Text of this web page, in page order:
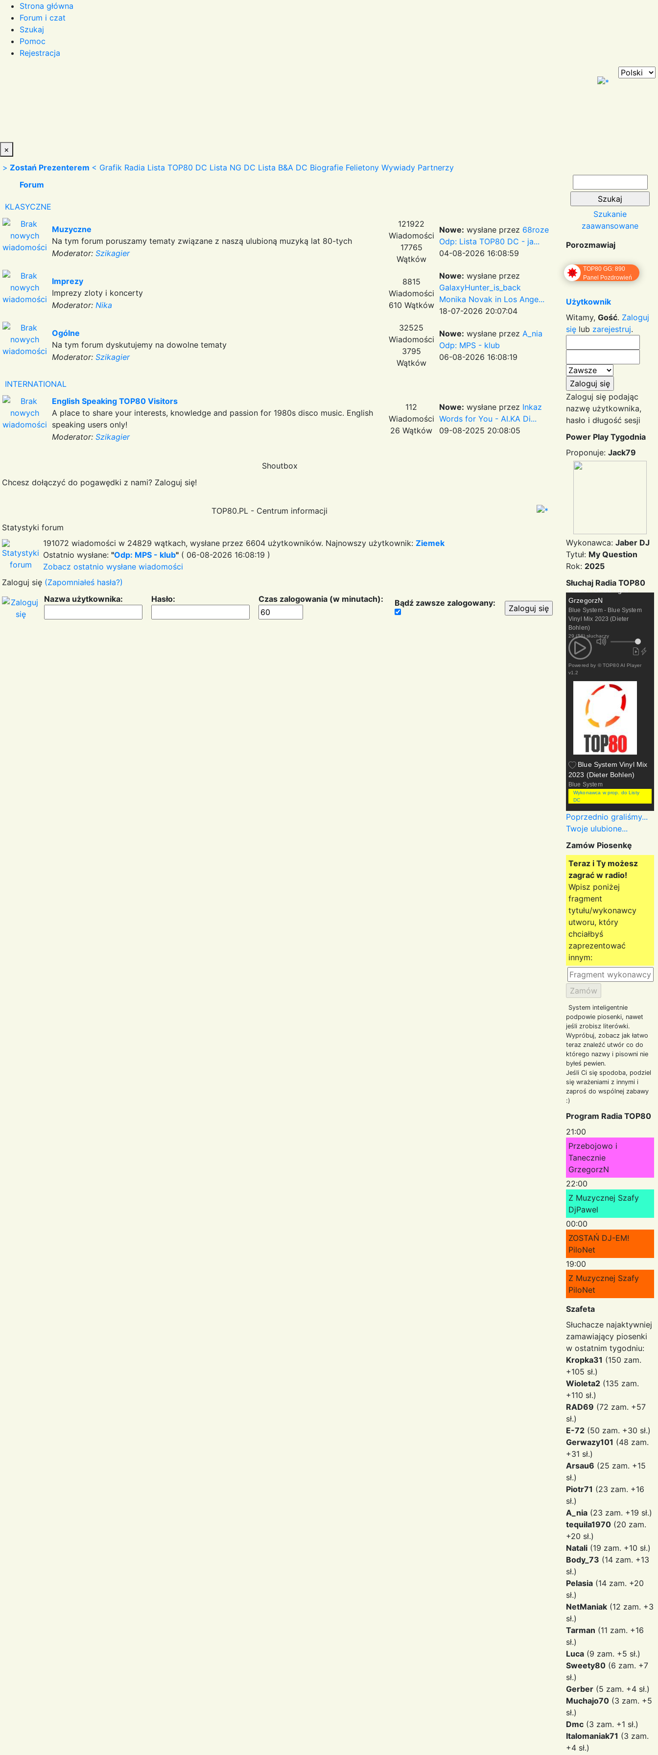
Strona główna
Forum i czat
Szukaj
Pomoc
Rejestracja
×
> Zostań Prezenterem < Grafik Radia Lista TOP80 DC Lista NG DC Lista B&A DC Biografie Felietony Wywiady Partnerzy
Forum
KLASYCZNE
Muzyczne
Na tym forum poruszamy tematy związane z naszą ulubioną muzyką lat 80-tych
Moderator: Szikagier
121922
Wiadomości
17765
Wątków
Nowe: wysłane przez 68roze
Odp: Lista TOP80 DC - ja...
04-08-2026 16:08:59
Imprezy
Imprezy zloty i koncerty
Moderator: Nika
8815
Wiadomości
610 Wątków
Nowe: wysłane przez
GalaxyHunter_is_back
Monika Novak in Los Ange...
18-07-2026 20:07:04
Ogólne
Na tym forum dyskutujemy na dowolne tematy
Moderator: Szikagier
32525
Wiadomości
3795
Wątków
Nowe: wysłane przez A_nia
Odp: MPS - klub
06-08-2026 16:08:19
INTERNATIONAL
English Speaking TOP80 Visitors
A place to share your interests, knowledge and passion for 1980s disco music. English
speaking users only!
Moderator: Szikagier
112
Wiadomości
26 Wątków
Nowe: wysłane przez Inkaz
Words for You - AI.KA Di...
09-08-2025 20:08:05
Shoutbox
Chcesz dołączyć do pogawędki z nami? Zaloguj się!
TOP80.PL - Centrum informacji
Statystyki forum
191072 wiadomości w 24829 wątkach, wysłane przez 6604 użytkowników. Najnowszy użytkownik: Ziemek
Ostatnio wysłane: "Odp: MPS - klub" ( 06-08-2026 16:08:19 )
Zobacz ostatnio wysłane wiadomości
Zaloguj się (Zapomniałeś hasła?)
Nazwa użytkownika:
Hasło: Czas zalogowania (w minutach): Bądź zawsze zalogowany:
Szukanie
zaawansowane
Porozmawiaj
TOP80 GG: 890
Panel Pozdrowień
Użytkownik
Witamy, Gość. Zaloguj
się lub zarejestruj.
Zaloguj się podając
nazwę użytkownika,
hasło i długość sesji
Power Play Tygodnia
Proponuje: Jack79
Wykonawca: Jaber DJ
Tytuł: My Question
Rok: 2025
Słuchaj Radia TOP80
Radio TOP80 - gra
GrzegorzN
Blue System - Blue System
Vinyl Mix 2023 (Dieter
Bohlen)
29 (56) słuchaczy
Powered by © TOP80 AI Player
v1.2
Blue System Vinyl Mix
2023 (Dieter Bohlen)
Blue System
Wykonawca w prop. do Listy
DC
Poprzednio graliśmy...
Twoje ulubione...
Zamów Piosenkę
Teraz i Ty możesz
zagrać w radio!
Wpisz poniżej
fragment
tytułu/wykonawcy
utworu, który
chciałbyś
zaprezentować
innym:
System inteligentnie
podpowie piosenki, nawet
jeśli zrobisz literówki.
Wypróbuj, zobacz jak łatwo
teraz znaleźć utwór co do
którego nazwy i pisowni nie
byłeś pewien.
Jeśli Ci się spodoba, podziel
się wrażeniami z innymi i
zaproś do wspólnej zabawy
:)
Program Radia TOP80
21:00
Przebojowo i
Tanecznie
GrzegorzN
22:00
Z Muzycznej Szafy
DjPawel
00:00
ZOSTAŃ DJ-EM!
PiloNet
19:00
Z Muzycznej Szafy
PiloNet
Szafeta
Słuchacze najaktywniej
zamawiający piosenki
w ostatnim tygodniu:
Kropka31 (150 zam.
+105 sł.)
Wioleta2 (135 zam.
+110 sł.)
RAD69 (72 zam. +57
sł.)
E-72 (50 zam. +30 sł.)
Gerwazy101 (48 zam.
+31 sł.)
Arsau6 (25 zam. +15
sł.)
Piotr71 (23 zam. +16
sł.)
A_nia (23 zam. +19 sł.)
tequila1970 (20 zam.
+20 sł.)
Natali (19 zam. +10 sł.)
Body_73 (14 zam. +13
sł.)
Pelasia (14 zam. +20
sł.)
NetManiak (12 zam. +3
sł.)
Tarman (11 zam. +16
sł.)
Luca (9 zam. +5 sł.)
Sweety80 (6 zam. +7
sł.)
Gerber (5 zam. +4 sł.)
Muchajo70 (3 zam. +5
sł.)
Dmc (3 zam. +1 sł.)
Italomaniak71 (3 zam.
+4 sł.)